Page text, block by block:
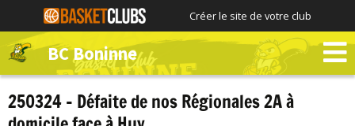
Créer le site de votre club
BC Boninne
250324 – Défaite de nos Régionales 2A à